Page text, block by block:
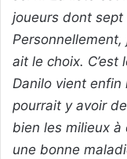
joueurs dont sept
Personnellement,
ait le choix.
Danilo vient
pourrait y avoir
bien les milieux à
une bonne